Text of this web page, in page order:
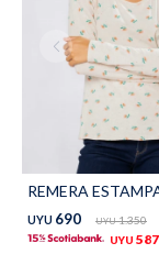
UYU 690 UYU 1.350
UYU 587
Bolsos y valijas
TALLES GRANDES